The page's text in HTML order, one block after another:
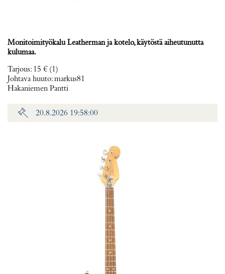
Monitoimityökalu Leatherman ja kotelo, käytöstä aiheutunutta
kulumaa.
Tarjous: 15 € (1)
Johtava huuto:markus81
Hakaniemen Pantti
20.8.2026 19:58:00